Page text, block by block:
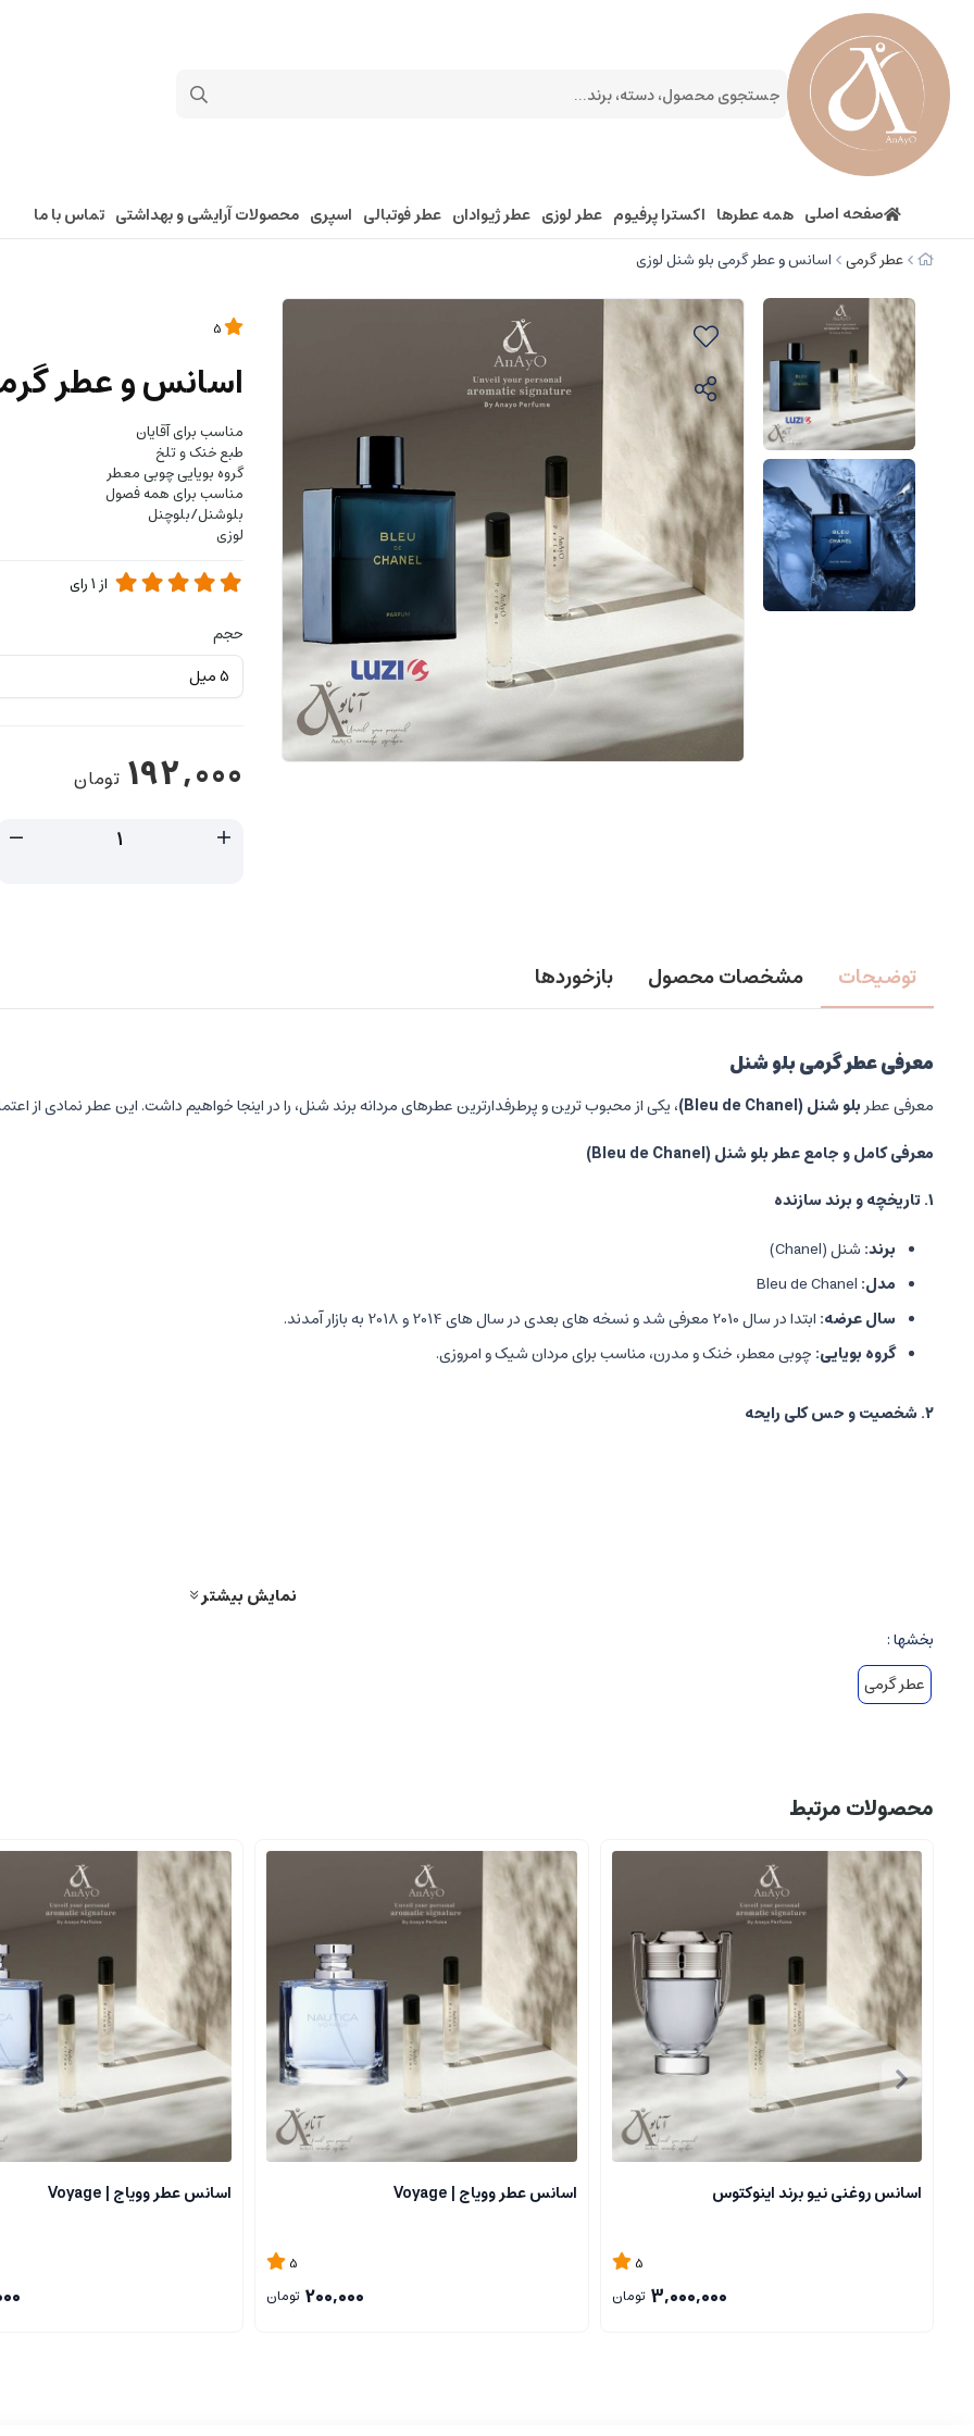
صفحه اصلی همه عطرها اکسترا پرفیوم عطر لوزی عطر ژیوادان عطر فوتبالی اسپری محصولات آرایشی و بهداشتی تماس با ما
عطر گرمی اسانس و عطر گرمی بلو شنل لوزی
اسانس و عطر
مناسب برای آقایان
طبع خنک و تلخ
گروه بویایی چوبی معطر
مناسب برای همه فصول
بلوشنل/بلوچنل
لوزی
از1رای
حجم
192,000 تومان
توضیحات مشخصات محصول بازخوردها
معرفی عطر گرمی بلو شنل
معرفی عطربلو شنل (Bleu de Chanel)
، یکی از محبوب ترین و پرطرفدارترین عطرهای مردانه برند شنل، را در اینجا خواهیم داشت. این عطر نمادی از
معرفی کامل و جامع عطر بلو شنل (Bleu de Chanel)
۱.تاریخچه و برند سازنده
برند: شنل (Chanel)
مدل:
سال عرضه: ابتدا در سال 2010 معرفی شد و نسخه های بعدی در سال های 2014 و 2018 به بازار آمدند.
گروه بویایی: چوبی معطر، خنک و مدرن، مناسب برای مردان شیک و امروزی.
۲. شخصیت و حس کلی رایحه
گریپ فروت
چوب آبنوس رایحه میانی لطیف، گل پوش و کمی چوبی، که حس مردانه و کمی معطر را القا می کند و توازن خوبی بین تازه گی و عمق ایجاد می نماید.
نت های پایه
سدر
عنبر خاکستری
گاودانوم نت های پایه، گرم، چوبی و کمی مشک گونه، که ماندگاری و استواری عطر را تضمین می کنند و حس ثبات و قدرت را به شخصیت عطر می
.حس و شخصیت رایحه
حس و حال:بلو شنل رایحه ای مرموز، شیک و فعال است. مناسب استفاده در فضاهای کاری، قرارهای رسمی و شب های خاص است. رایحه ای است
ماندگاری و پراکندگی:عطر ماندگاری بالا و پراکندگی خوبی دارد، و در طول روز حس طراوت و قدرت خود را حفظ می کند.
مناسب برای جلسات کاری، قرارهای عاشقانه، شب های استایل و مناسبت های رسمی و نیمه رسمی.
نمایش بیشتر
بخشها :
عطر گرمی
محصولات مرتبط
اسانس روغنی نیو برند اینوکتوس
5
3,000,000 تومان
اسانس عطر وویاج | Voyage
5
200,000 تومان
اسانس عطر وویاج | Voyage